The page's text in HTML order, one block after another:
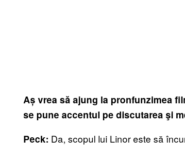
Aș vrea să ajung la pronfunzimea
se pune accentul pe discutarea şi
Peck: Da, scopul lui Linor este să